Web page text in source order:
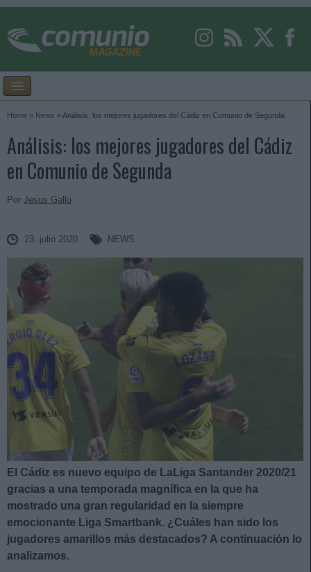
Home » News » Análisis: los mejores jugadores del Cádiz en Comunio de Segunda
Análisis: los mejores jugadores del Cádiz
en Comunio de Segunda
Por Jesus Gallo
23. julio 2020 NEWS
El Cádiz es nuevo equipo de LaLiga Santander 2020/21
gracias a una temporada magnífica en la que ha
mostrado una gran regularidad en la siempre
emocionante Liga Smartbank. ¿Cuáles han sido los
jugadores amarillos más destacados? A continuación lo
analizamos.